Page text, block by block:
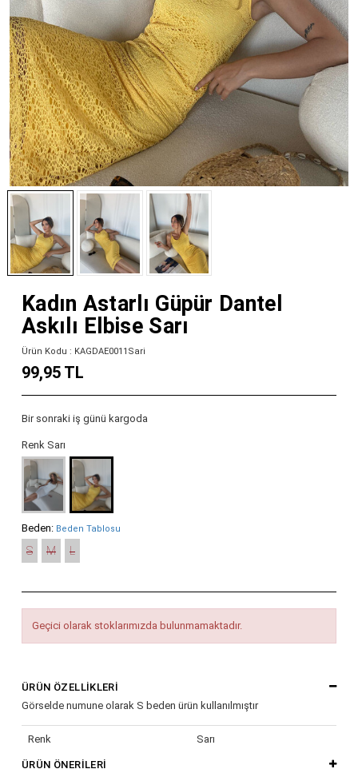
Kadın Astarlı Güpür Dantel
Askılı Elbise Sarı
Ürün Kodu : KAGDAE0011Sari
99,95 TL
Bir sonraki iş günü kargoda
Renk Sarı
Beden: Beden Tablosu
S M L
Geçici olarak stoklarımızda bulunmamaktadır.
ÜRÜN ÖZELLIKLERI
Görselde numune olarak S beden ürün kullanılmıştır
Renk Sarı
ÜRÜN ÖNERILERI